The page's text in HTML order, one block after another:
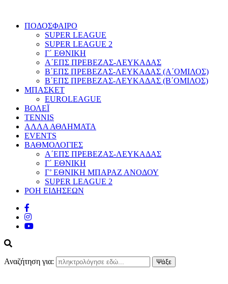
ΠΟΔΟΣΦΑΙΡΟ
SUPER LEAGUE
SUPER LEAGUE 2
Γ΄ ΕΘΝΙΚΗ
Α΄ΕΠΣ ΠΡΕΒΕΖΑΣ-ΛΕΥΚΑΔΑΣ
Β΄ΕΠΣ ΠΡΕΒΕΖΑΣ-ΛΕΥΚΑΔΑΣ (Α΄ΟΜΙΛΟΣ)
Β΄ΕΠΣ ΠΡΕΒΕΖΑΣ-ΛΕΥΚΑΔΑΣ (Β΄ΟΜΙΛΟΣ)
ΜΠΑΣΚΕΤ
EUROLEAGUE
ΒΟΛΕΪ
TENNIS
ΑΛΛΑ ΑΘΛΗΜΑΤΑ
EVENTS
ΒΑΘΜΟΛΟΓΙΕΣ
Α΄ΕΠΣ ΠΡΕΒΕΖΑΣ-ΛΕΥΚΑΔΑΣ
Γ΄ ΕΘΝΙΚΗ
Γ’ ΕΘΝΙΚΗ ΜΠΑΡΑΖ ΑΝΟΔΟΥ
SUPER LEAGUE 2
ΡΟΗ ΕΙΔΗΣΕΩΝ
Αναζήτηση για: